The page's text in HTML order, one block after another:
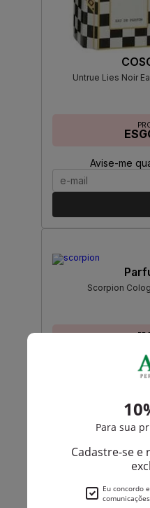
Untrue Lies Noir
Avise-me
Scorpion
Avise-me
Bal A Versailles De